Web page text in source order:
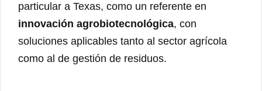
particular a Texas, como un referente en
innovación agrobiotecnológica, con
soluciones aplicables tanto al sector agrícola
como al de gestión de residuos.